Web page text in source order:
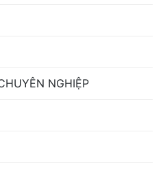
NGHIỆP